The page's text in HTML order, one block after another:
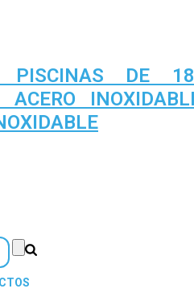
PISCINAS DE
ACERO